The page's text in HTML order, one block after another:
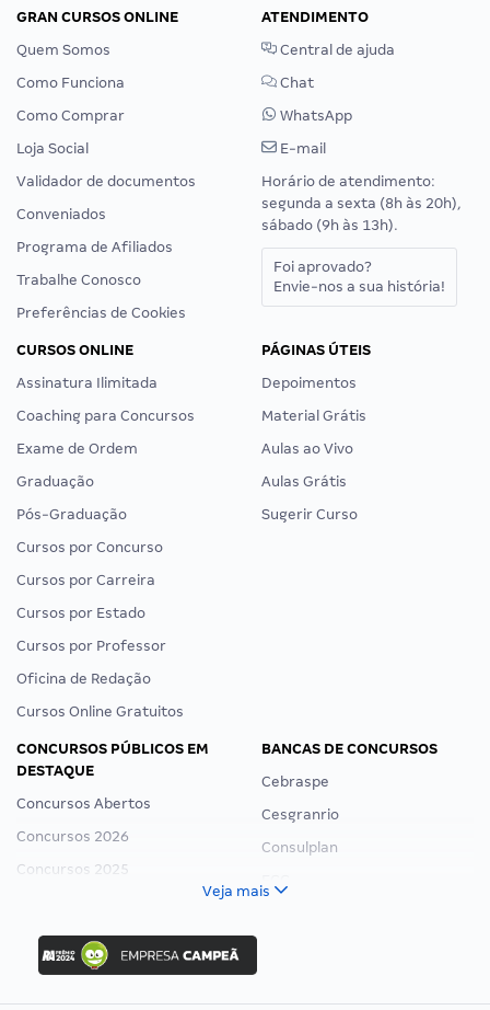
GRAN CURSOS ONLINE
Quem Somos
Como Funciona
Como Comprar
Loja Social
Validador de documentos
Conveniados
Programa de Afiliados
Trabalhe Conosco
Preferências de Cookies
ATENDIMENTO
Central de ajuda
Chat
WhatsApp
E-mail
Horário de atendimento:
segunda a sexta (8h às 20h),
sábado (9h às 13h).
Foi aprovado?
Envie-nos a sua história!
CURSOS ONLINE
Assinatura Ilimitada
Coaching para Concursos
Exame de Ordem
Graduação
Pós-Graduação
Cursos por Concurso
Cursos por Carreira
Cursos por Estado
Cursos por Professor
Oficina de Redação
Cursos Online Gratuitos
PÁGINAS ÚTEIS
Depoimentos
Material Grátis
Aulas ao Vivo
Aulas Grátis
Sugerir Curso
CONCURSOS PÚBLICOS EM
DESTAQUE
Concursos Abertos
Concursos 2026
Concursos 2025
Concurso Nacional Unificado
Concurso Ibama
Concurso MPU
Editais publicados
BANCAS DE CONCURSOS
Cebraspe
Cesgranrio
Consulplan
Veja mais